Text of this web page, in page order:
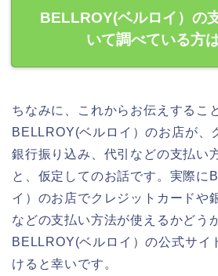
BELLROY(ベルロイ）の
いて調べている方
ちなみに、これからお伝えするこ
BELLROY(ベルロイ）のお店が、
銀行振り込み、代引などの支払い
と、仮定してのお話です。実際に
イ）のお店でクレジットカードや
などの支払い方法が使えるかどう
BELLROY(ベルロイ）の公式サイ
けると幸いです。